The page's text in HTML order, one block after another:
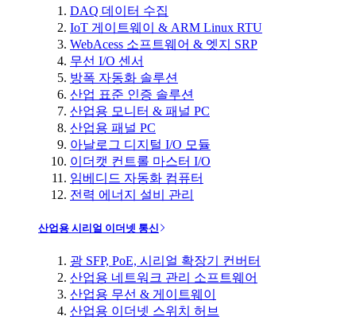
DAQ 데이터 수집
IoT 게이트웨이 & ARM Linux RTU
WebAcess 소프트웨어 & 엣지 SRP
무선 I/O 센서
방폭 자동화 솔루션
산업 표준 인증 솔루션
산업용 모니터 & 패널 PC
산업용 패널 PC
아날로그 디지털 I/O 모듈
이더캣 컨트롤 마스터 I/O
임베디드 자동화 컴퓨터
전력 에너지 설비 관리
산업용 시리얼 이더넷 통신
광 SFP, PoE, 시리얼 확장기 컨버터
산업용 네트워크 관리 소프트웨어
산업용 무선 & 게이트웨이
산업용 이더넷 스위치 허브